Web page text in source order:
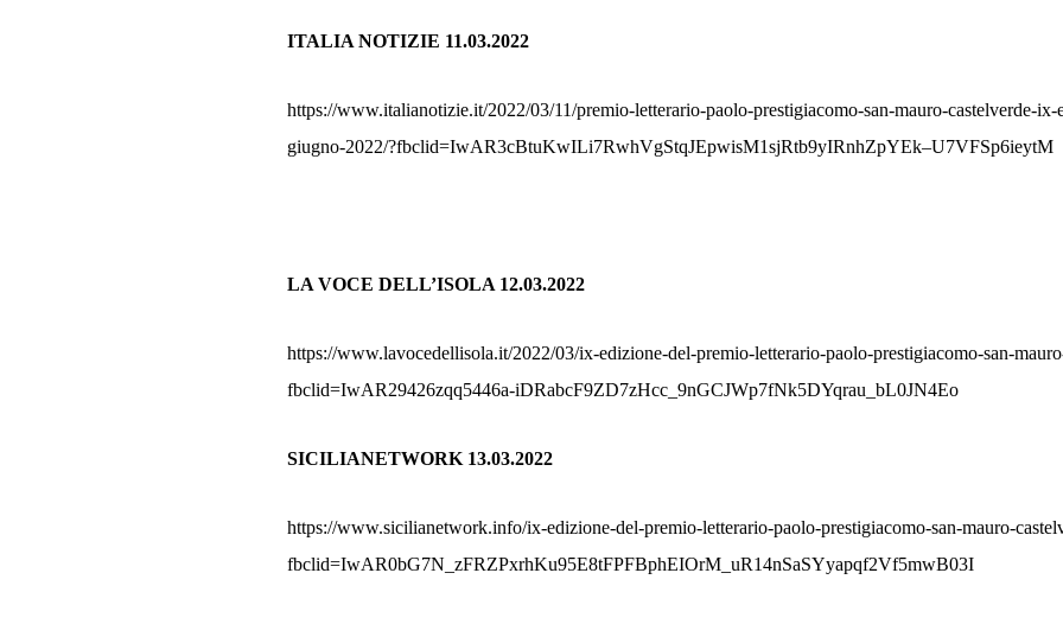
ITALIA NOTIZIE 11.03.2022
https://www.italianotizie.it/2022/03/11/premio-letterario-paolo-prestigiacomo-san-mauro-castelverde-ix-
giugno-2022/?fbclid=IwAR3cBtuKwILi7RwhVgStqJEpwisM1sjRtb9yIRnhZpYEk–U7VFSp6ieytM
LA VOCE DELL’ISOLA 12.03.2022
https://www.lavocedellisola.it/2022/03/ix-edizione-del-premio-letterario-paolo-prestigiacomo-san-
fbclid=IwAR29426zqq5446a-iDRabcF9ZD7zHcc_9nGCJWp7fNk5DYqrau_bL0JN4Eo
SICILIANETWORK 13.03.2022
https://www.sicilianetwork.info/ix-edizione-del-premio-letterario-paolo-prestigiacomo-san-mauro-
fbclid=IwAR0bG7N_zFRZPxrhKu95E8tFPFBphEIOrM_uR14nSaSYyapqf2Vf5mwB03I